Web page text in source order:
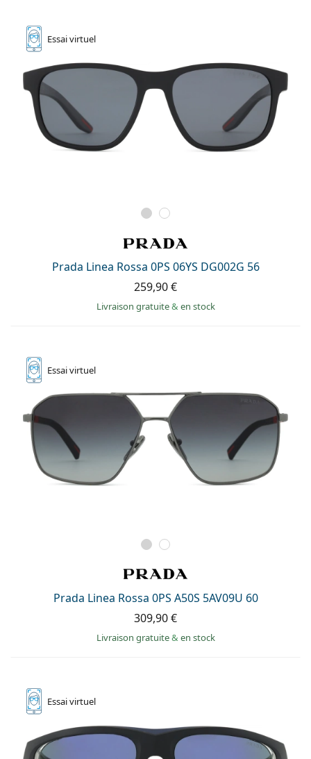
Essaivirtuel
Prada Linea Rossa 0PS 06YS DG002G 56
259,90 €
Livraison gratuite& en stock
Essaivirtuel
Prada Linea Rossa 0PS A50S 5AV09U 60
309,90 €
Livraison gratuite& en stock
Essaivirtuel